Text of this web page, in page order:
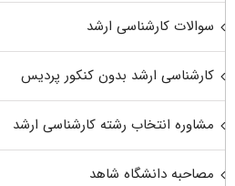
سوالات کارشناسی ارشد
کارشناسی ارشد بدون کنکور پردیس
مشاوره انتخاب رشته کارشناسی ارشد
مصاحبه دانشگاه شاهد